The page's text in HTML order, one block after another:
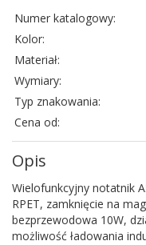
Numer katalogowy:
Kolor:
Materiał:
Wymiary:
Typ znakowania:
Cena od:
Opis
Wielofunkcyjny notatnik
RPET, zamknięcie na
bezprzewodowa 10W,
możliwość ładowania